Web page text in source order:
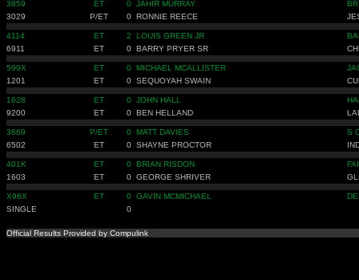
3859 ET 0 JAHIR MURRAY
3029
P/ET 0 RONNIE REECE
4114 ET 2 LOUIS GREEN JR
6911
ET 0 BARRY PRYER SR
599X ET 0 MICHAEL MCALLISTER
1201
ET 0 SEQUOYAH SWAIN
1628 ET 0 JOHN HALL
9200
ET 0 BEN HELLAND
3669 P/ET 0 MATT DAVIES
S
6502
ET 0 SHAYNE PROCTOR
401K ET 0 BRIAN RISDON
1603
ET 0 GEORGE SHRIVER
X96X ET 0 GAVIN MCMICHAEL
SINGLE
0
Official Results Provided by Compulink